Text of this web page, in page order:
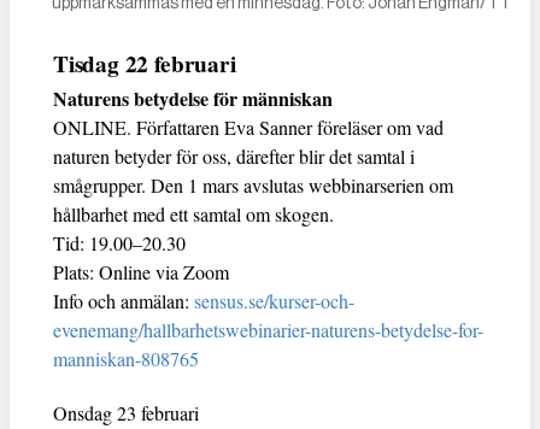
Tisdag 22 februari
Naturens betydelse för människan
ONLINE. Författaren Eva Sanner föreläser om vad
naturen betyder för oss, därefter blir det samtal i
smågrupper. Den 1 mars avslutas webbinarserien om
hållbarhet med ett samtal om skogen.
Tid: 19.00–20.30
Plats: Online via Zoom
Info och anmälan: sensus.se/kurser-och-
evenemang/hallbarhetswebinarier-naturens-betydelse-for-
manniskan-808765
Onsdag 23 februari